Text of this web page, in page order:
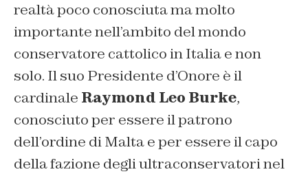
realtà poco conosciuta ma molto
importante nell’ambito del mondo
conservatore cattolico in Italia e non
solo. Il suo Presidente d’Onore è il
cardinale Raymond Leo Burke,
conosciuto per essere il patrono
dell’ordine di Malta e per essere il capo
della fazione degli ultraconservatori nel